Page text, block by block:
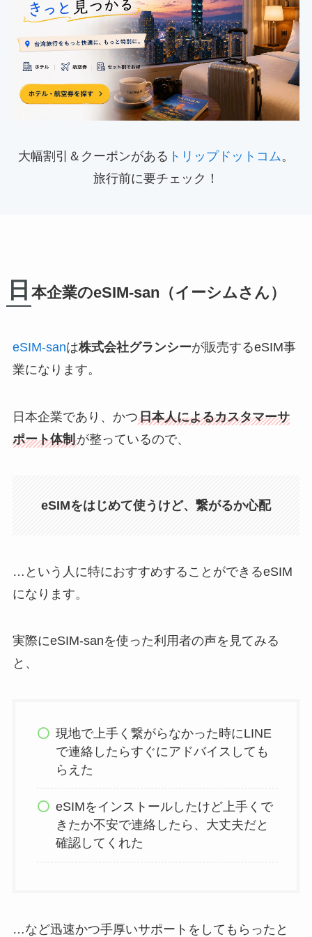
大幅割引＆クーポンがある トリップドットコム。
旅行前に要チェック！
日 本企業のeSIM-san（イーシムさん）
eSIM-sanは株式会社グランシーが販売するeSIM事
業になります。
日本企業であり、かつ日本人によるカスタマーサ
ポート体制が整っているので、
eSIMをはじめて使うけど、繋がるか心配
…という人に特におすすめすることができるeSIM
になります。
実際にeSIM-sanを使った利用者の声を見てみる
と、
現地で上手く繋がらなかった時にLINE
で連絡したらすぐにアドバイスしても
らえた
eSIMをインストールしたけど上手くで
きたか不安で連絡したら、大丈夫だと
確認してくれた
…など迅速かつ手厚いサポートをしてもらったと